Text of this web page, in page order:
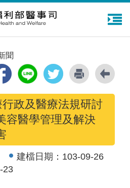
聞
政及醫療法規研討
容醫學管理及解決
建檔日期： 103-09-26
23